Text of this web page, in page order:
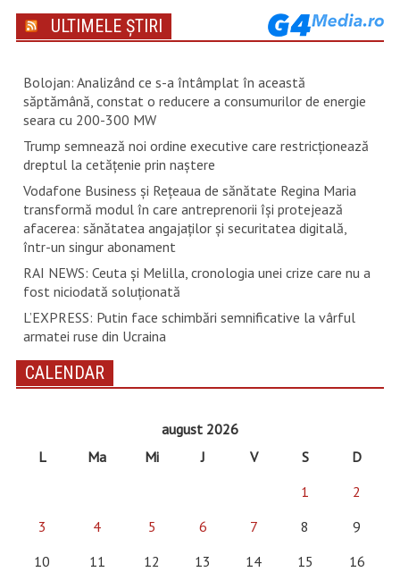
ULTIMELE ȘTIRI
Bolojan: Analizând ce s-a întâmplat în această
săptămână, constat o reducere a consumurilor de energie
seara cu 200-300 MW
Trump semnează noi ordine executive care restricţionează
dreptul la cetăţenie prin naştere
Vodafone Business și Rețeaua de sănătate Regina Maria
transformă modul în care antreprenorii își protejează
afacerea: sănătatea angajaților și securitatea digitală,
într-un singur abonament
RAI NEWS: Ceuta și Melilla, cronologia unei crize care nu a
fost niciodată soluționată
L’EXPRESS: Putin face schimbări semnificative la vârful
armatei ruse din Ucraina
CALENDAR
august 2026
L
Ma Mi J V S
D
1
2
3
4 5 6 7 8
9
10
11 12 13 14 15
16